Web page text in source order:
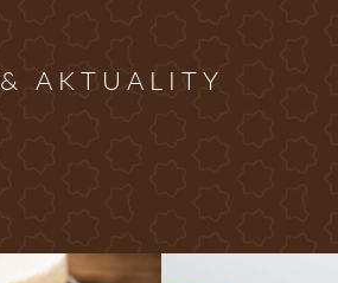
& AKTUALITY